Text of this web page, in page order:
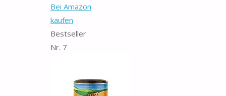
Bei Amazon
kaufen
Bestseller
Nr. 7